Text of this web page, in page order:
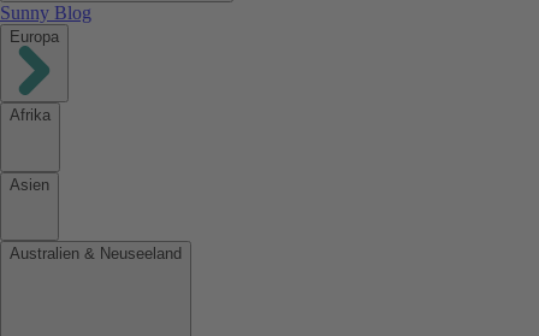
Sunny Blog
Europa
Afrika
Asien
Australien & Neuseeland